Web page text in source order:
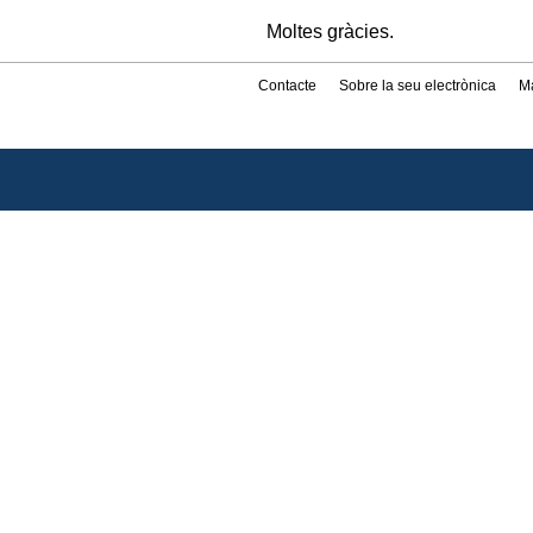
Moltes gràcies.
Contacte Sobre la seu electrònica